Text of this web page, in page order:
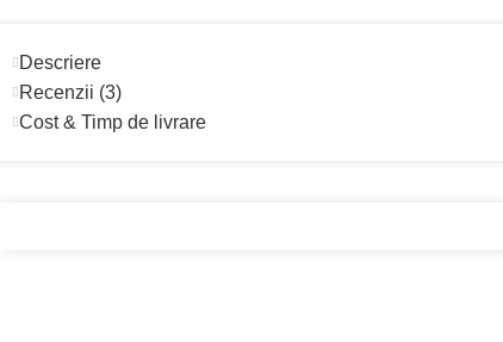
Descriere
Recenzii (3)
Cost & Timp de livrare